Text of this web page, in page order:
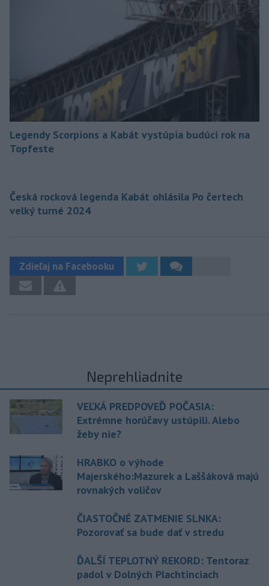
Legendy Scorpions a Kabát vystúpia budúci rok na
Topfeste
Česká rocková legenda Kabát ohlásila Po čertech
velký turné 2024
Zdieľaj na Facebooku
Neprehliadnite
VEĽKÁ PREDPOVEĎ POČASIA:
Extrémne horúčavy ustúpili. Alebo
žeby nie?
HRABKO o výhode
Majerského:Mazurek a Laššáková majú
rovnakých voličov
ČIASTOČNÉ ZATMENIE SLNKA:
Pozorovať sa bude dať v stredu
ĎALŠÍ TEPLOTNÝ REKORD: Tentoraz
padol v Dolných Plachtinciach